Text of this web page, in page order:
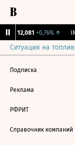
12,081 +0,76%↑
Ситуация на
Подписка
Реклама
РФРИТ
Справочник компаний